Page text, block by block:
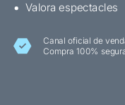
Valora espectacles
Canal oficial de
Compra 100%